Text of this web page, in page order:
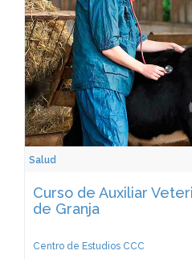
Salud
Curso de Auxiliar
de Granja
Centro de Estudios CCC